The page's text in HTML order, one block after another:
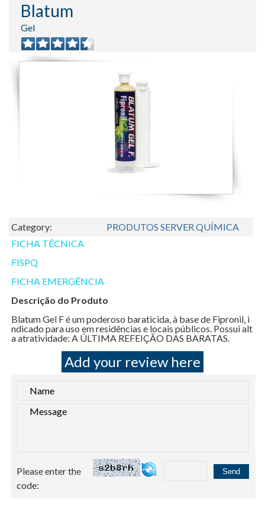
Blatum
Gel
Category:
PRODUTOS SERVER QUÍMICA
FICHA TÉCNICA
FISPQ
FICHA EMERGÊNCIA
Descrição do Produto
Blatum Gel F é um poderoso baraticida, à base de Fipronil, i
ndicado para uso em residências e locais públicos. Possui alt
a atratividade: A ÚLTIMA REFEIÇÃO DAS BARATAS.
Add your review here
Please enter the
code: